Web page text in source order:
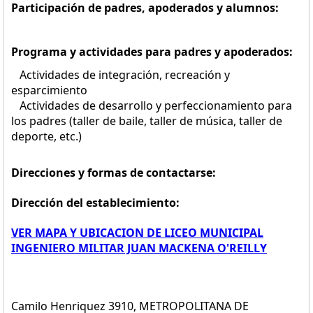
Participación de padres, apoderados y alumnos:
Programa y actividades para padres y apoderados:
Actividades de integración, recreación y
esparcimiento
Actividades de desarrollo y perfeccionamiento para
los padres (taller de baile, taller de música, taller de
deporte, etc.)
Direcciones y formas de contactarse:
Dirección del establecimiento:
VER MAPA Y UBICACION DE LICEO MUNICIPAL
INGENIERO MILITAR JUAN MACKENA O'REILLY
Camilo Henriquez 3910, METROPOLITANA DE